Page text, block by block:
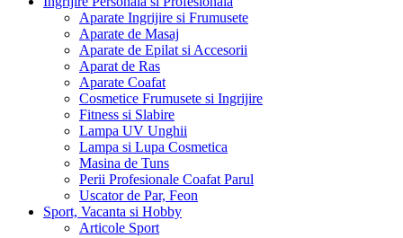
Aparate Ingrijire si Frumusete
Aparate de Masaj
Aparate de Epilat si Accesorii
Aparat de Ras
Aparate Coafat
Cosmetice Frumusete si Ingrijire
Fitness si Slabire
Lampa UV Unghii
Lampa si Lupa Cosmetica
Masina de Tuns
Perii Profesionale Coafat Parul
Uscator de Par, Feon
Sport, Vacanta si Hobby
Articole Sport